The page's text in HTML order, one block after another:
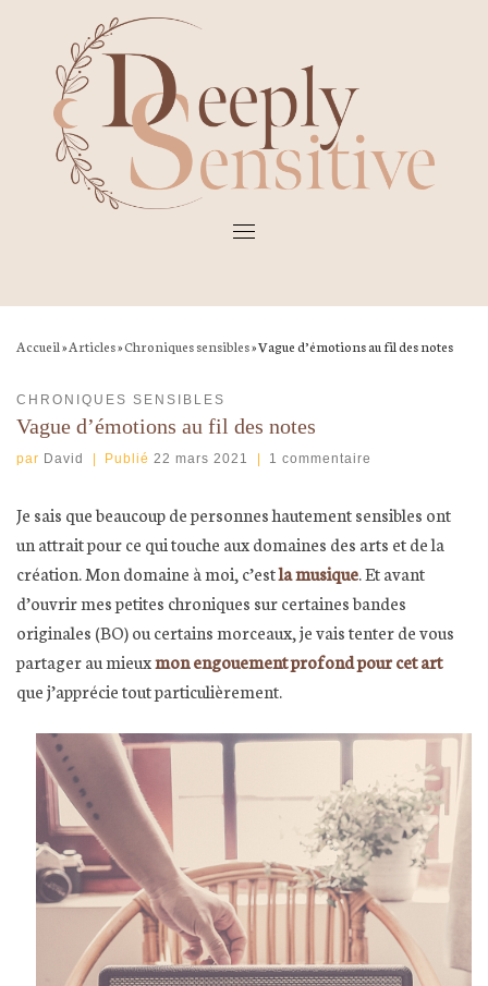
Accueil»Articles»Chroniques sensibles»Vague d’émotions au fil des notes
CHRONIQUES SENSIBLES
Vague d’émotions au fil des notes
par David Publié22 mars 2021 1 commentaire
Je sais que beaucoup de personnes hautement sensibles ont
un attrait pour ce qui touche aux domaines des arts et de la
création. Mon domaine à moi, c’estla musique. Et avant
d’ouvrir mes petites chroniques sur certaines bandes
originales (BO) ou certains morceaux, je vais tenter de vous
partager au mieuxmon engouement profond pour cet art
que j’apprécie tout particulièrement.